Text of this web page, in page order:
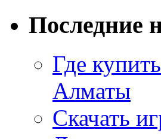
Последние
Где
Алматы
Скачать